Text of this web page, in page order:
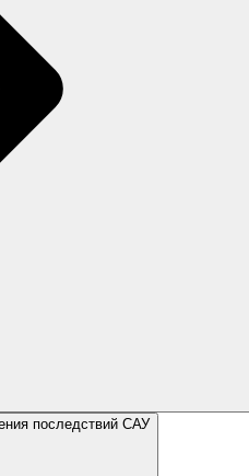
последствий САУ